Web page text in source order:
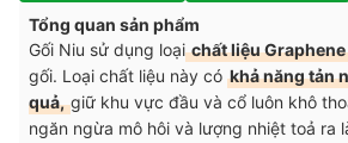
Tổng quan sản phẩm
Gối Niu sử dụng loạichất liệu
gối. Loại chất liệu này có khả năng tản
quả,giữ khu vực đầu và cổ luôn khô
ngăn ngừa mô hôi và lượng nhiệt toả ra